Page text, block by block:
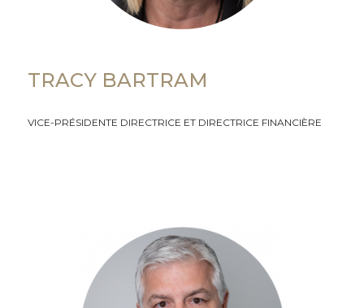
TRACY BARTRAM
VICE-PRÉSIDENTE DIRECTRICE ET DIRECTRICE FINANCIÈRE